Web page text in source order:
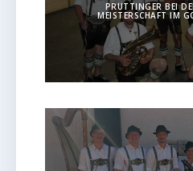
PRUTTINGER BEI
MEISTERSCHAFT IM